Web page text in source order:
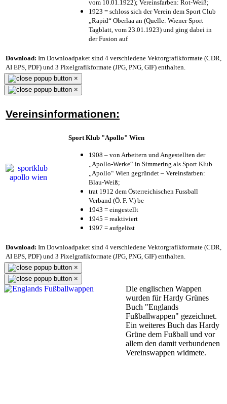
vom 10.01.1922); Vereinsfarben: Rot-Weiß;
1923 = schloss sich der Verein dem Sport Club
„Rapid“ Oberlaa an (Quelle: Wiener Sport
Tagblatt, vom 23.01.1923) und ging dabei in
der Fusion auf
Download: Im Downloadpaket sind 4 verschiedene Vektorgrafikformate (CDR,
AI EPS, PDF) und 3 Pixelgrafikformate (JPG, PNG, GIF) enthalten.
×
×
Vereinsinformationen:
Sport Klub "Apollo" Wien
1908 – von Arbeitern und Angestellten der
„Apollo-Werke“ in Simmering als Sport Klub
„Apollo“ Wien gegründet – Vereinsfarben:
Blau-Weiß;
trat 1912 dem Österreichischen Fussball
Verband (Ö. F. V.) be
1943 = eingestellt
1945 = reaktiviert
1997 = aufgelöst
Download: Im Downloadpaket sind 4 verschiedene Vektorgrafikformate (CDR,
AI EPS, PDF) und 3 Pixelgrafikformate (JPG, PNG, GIF) enthalten.
×
×
Die englischen Wappen
wurden für Hardy Grünes
Buch "Englands
Fußballwappen" gezeichnet.
Ein weiteres Buch das Hardy
Grüne dem Fußball und vor
allem den damit verbundenen
Vereinswappen widmete.